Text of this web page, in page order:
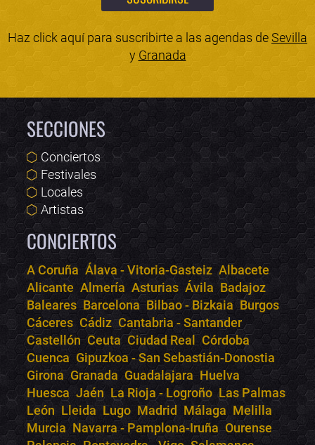
Haz click aquí para suscribirte a las agendas deSevilla
y Granada
SECCIONES
Conciertos
Festivales
Locales
Artistas
CONCIERTOS
A Coruña Álava - Vitoria-Gasteiz Albacete
Alicante Almería Asturias Ávila Badajoz
Baleares Barcelona Bilbao - Bizkaia Burgos
Cáceres Cádiz Cantabria - Santander
Castellón Ceuta Ciudad Real Córdoba
Cuenca Gipuzkoa - San Sebastián-Donostia
Girona Granada Guadalajara Huelva
Huesca Jaén La Rioja - Logroño Las Palmas
León Lleida Lugo Madrid Málaga Melilla
Murcia Navarra - Pamplona-Iruña Ourense
Bololoco · conciertos.club
Online · Te ayudo a encontrar conciertos